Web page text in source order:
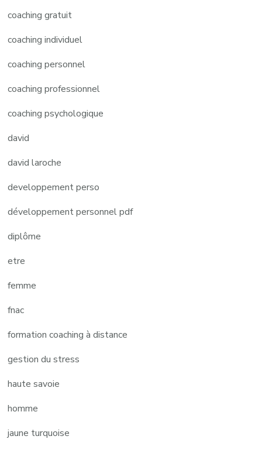
coaching gratuit
coaching individuel
coaching personnel
coaching professionnel
coaching psychologique
david
david laroche
developpement perso
développement personnel pdf
diplôme
etre
femme
fnac
formation coaching à distance
gestion du stress
haute savoie
homme
jaune turquoise